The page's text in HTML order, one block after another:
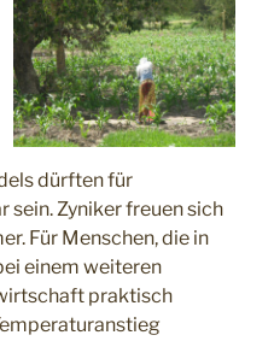
dürften für
sein. Zyniker freuen sich
Für Menschen, die in
einem weiteren
praktisch